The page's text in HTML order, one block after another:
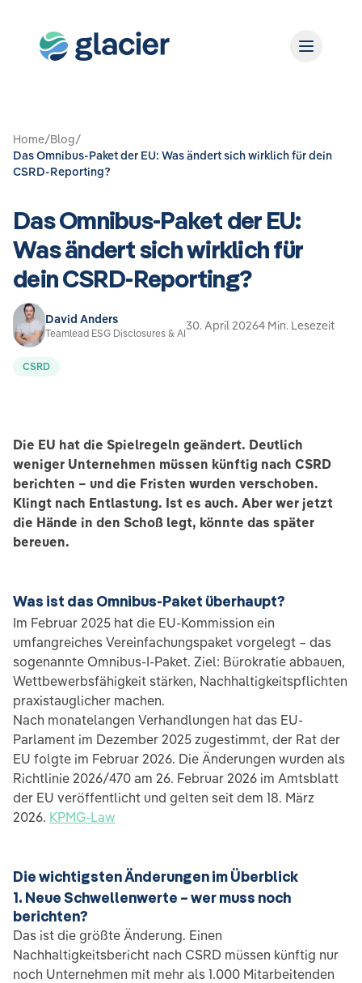
Home/Blog/
Das Omnibus-Paket der EU: Was ändert sich wirklich für dein
CSRD-Reporting?
Das Omnibus-Paket der EU:
Was ändert sich wirklich für
dein CSRD-Reporting?
David Anders
Teamlead ESG Disclosures & AI
30. April 20264 Min. Lesezeit
CSRD
Die EU hat die Spielregeln geändert. Deutlich
weniger Unternehmen müssen künftig nach CSRD
berichten – und die Fristen wurden verschoben.
Klingt nach Entlastung. Ist es auch. Aber wer jetzt
die Hände in den Schoß legt, könnte das später
bereuen.
Was ist das Omnibus-Paket überhaupt?
Im Februar 2025 hat die EU-Kommission ein
umfangreiches Vereinfachungspaket vorgelegt – das
sogenannte Omnibus-I-Paket. Ziel: Bürokratie abbauen,
Wettbewerbsfähigkeit stärken, Nachhaltigkeitspflichten
praxistauglicher machen.
Nach monatelangen Verhandlungen hat das EU-
Parlament im Dezember 2025 zugestimmt, der Rat der
EU folgte im Februar 2026. Die Änderungen wurden als
Richtlinie 2026/470 am 26. Februar 2026 im Amtsblatt
der EU veröffentlicht und gelten seit dem 18. März
2026. KPMG-Law
Die wichtigsten Änderungen im Überblick
1. Neue Schwellenwerte – wer muss noch
berichten?
Das ist die größte Änderung. Einen
Nachhaltigkeitsbericht nach CSRD müssen künftig nur
noch Unternehmen mit mehr als 1.000 Mitarbeitenden